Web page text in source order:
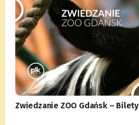
Zwiedzanie ZOO Gdańsk – Bilety